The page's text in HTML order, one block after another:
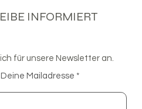
INFORMIERT
für unsere Newsletter an.
Deine Mailadresse